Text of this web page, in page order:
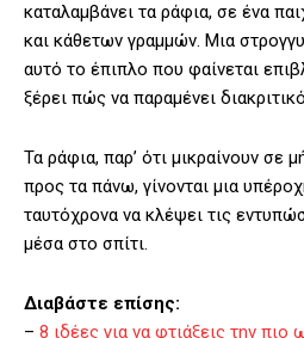
καταλαμβάνει τα ράφια, σε ένα
και κάθετων γραμμών. Μια
αυτό το έπιπλο που φαίνεται
ξέρει πώς να παραμένει
Τα ράφια, παρ’ ότι μικραίνουν
προς τα πάνω, γίνονται μια
ταυτόχρονα να κλέψει τις
μέσα στο σπίτι.
Διαβάστε επίσης:
– 8 ιδέες για να φτιάξεις την